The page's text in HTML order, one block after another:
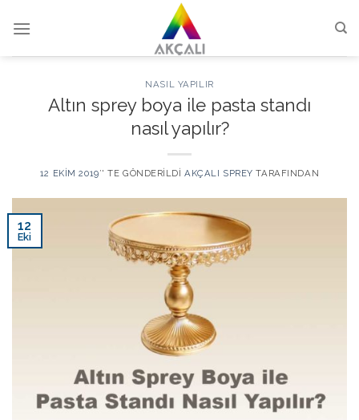
NASIL YAPILIR
Altın sprey boya ile pasta standı
nasıl yapılır?
12 EKIM 2019’' TE GÖNDERILDI AKÇALI SPREY TARAFINDAN
12
Eki